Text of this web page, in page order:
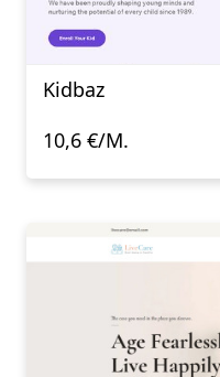
Kidbaz
10,6 €/M.